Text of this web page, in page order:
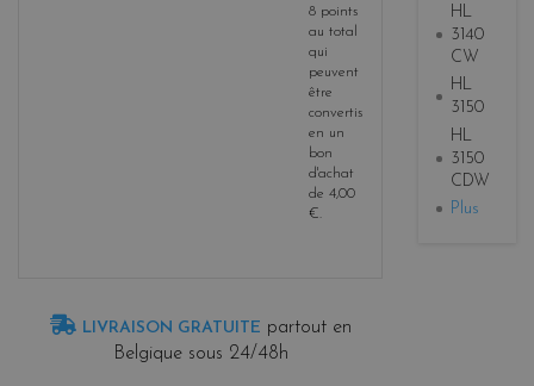
8 points
au total
qui
peuvent
être
convertis
en un
bon
d'achat
de 4,00
€.
LIVRAISON GRATUITE partout en
Belgique sous 24/48h
HL
3140
CW
HL
3150
HL
3150
CDW
Plus